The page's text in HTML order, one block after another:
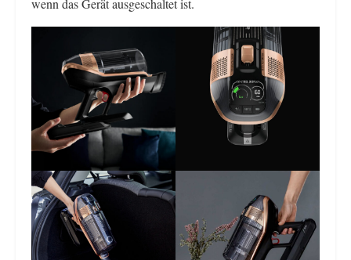
wenn das Gerät ausgeschaltet ist.